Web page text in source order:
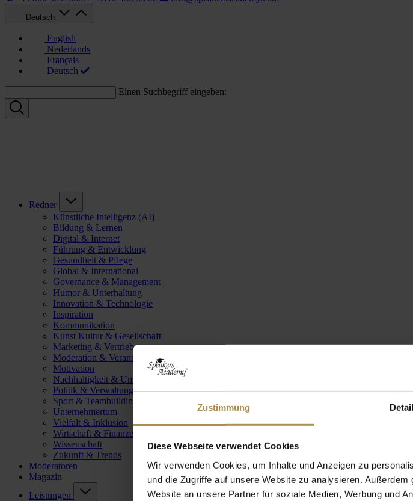
Zustimmung
Diese Webseite verwendet Cookies
Wir verwenden Cookies, um Inhalte und Anzeigen zu
und die Zugriffe auf unsere Website zu analysieren.
Website an unsere Partner für soziale Medien, Werbung und
Deutsch
English
Nederlands
Français
Deutsch
Einen Suchbegriff eingeben:
Redner
Künstliche Intelligenz (AI)
Bildung & Lernen
Digital & Internet
Führung & Entwicklung
Gesundheit & Pflege
Global & International
Governance & Management
Humor & Unterhaltung
Innovation & Technologie
Inspiration
Kommunikation
Kunst Kultur & Gesellschaft
Marketing & Vertrieb
Moderation & Veranstaltungsleitung
Motivation
Nachhaltigkeit & Umwelt
Politik & Verwaltung
Sport & Teambuilding
Unternehmertum
Vielfalt & Inklusion
Wirtschaft & Finanzen
Wissenschaft
Zukunft & Trends
Moderatoren
Magazin
Leistungen